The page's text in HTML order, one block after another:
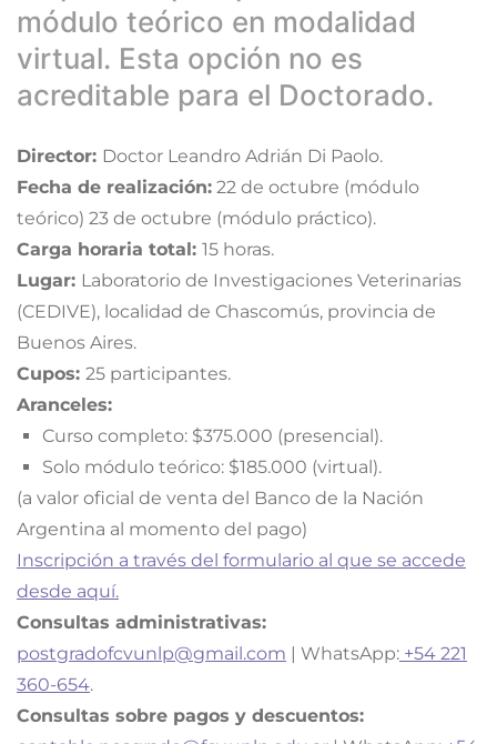
módulo teórico en modalidad
virtual. Esta opción no es
acreditable para el Doctorado.
Director: Doctor Leandro Adrián Di Paolo.
Fecha de realización: 22 de octubre (módulo
teórico) 23 de octubre (módulo práctico).
Carga horaria total: 15 horas.
Lugar: Laboratorio de Investigaciones Veterinarias
(CEDIVE), localidad de Chascomús, provincia de
Buenos Aires.
Cupos: 25 participantes.
Aranceles:
Curso completo: $375.000 (presencial).
Solo módulo teórico: $185.000 (virtual).
(a valor oficial de venta del Banco de la Nación
Argentina al momento del pago)
Inscripción a través del formulario al que se accede
desde aquí.
Consultas administrativas:
postgradofcvunlp@gmail.com | WhatsApp: +54 221
360-654.
Consultas sobre pagos y descuentos: